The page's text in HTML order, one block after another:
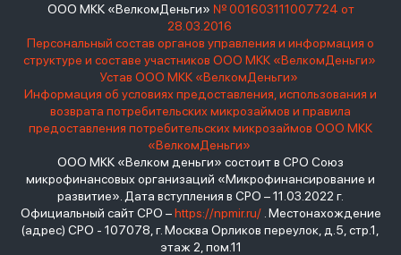
ООО МКК «ВелкомДеньги» № 001603111007724 от
28.03.2016
Персональный состав органов управления и информация о
структуре и составе участников ООО МКК «ВелкомДеньги»
Устав ООО МКК «ВелкомДеньги»
Информация об условиях предоставления, использования и
возврата потребительских микрозаймов и правила
предоставления потребительских микрозаймов ООО МКК
«ВелкомДеньги»
ООО МКК «Велком деньги» состоит в СРО Союз
микрофинансовых организаций «Микрофинансирование и
развитие». Дата вступления в СРО – 11.03.2022 г.
Официальный сайт СРО –https://npmir.ru/. Местонахождение
(адрес) СРО - 107078, г. Москва Орликов переулок, д.5, стр.1,
этаж 2, пом.11